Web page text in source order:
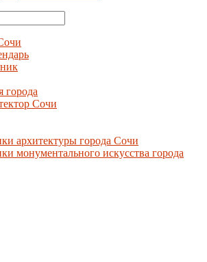
города
Сочи
архитектуры города Сочи
монументального искусства города